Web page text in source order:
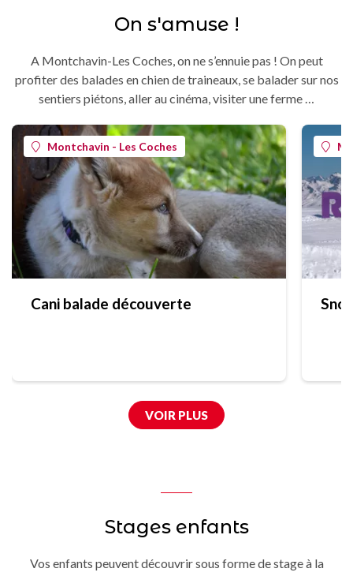
On s'amuse !
A Montchavin-Les Coches, on ne s’ennuie pas ! On peut
profiter des balades en chien de traineaux, se balader sur nos
sentiers piétons, aller au cinéma, visiter une ferme …
Montchavin - Les Coches
Cani balade découverte
VOIR PLUS
Stages enfants
Vos enfants peuvent découvrir sous forme de stage à la